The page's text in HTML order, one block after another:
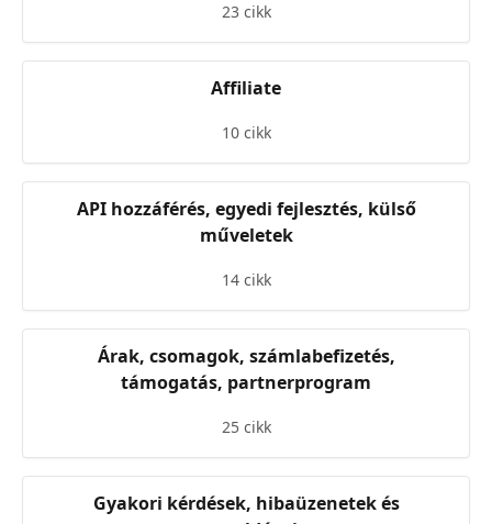
23 cikk
Affiliate
10 cikk
API hozzáférés, egyedi fejlesztés, külső
műveletek
14 cikk
Árak, csomagok, számlabefizetés,
támogatás, partnerprogram
25 cikk
Gyakori kérdések, hibaüzenetek és